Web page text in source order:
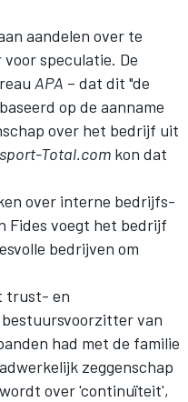
aandelen over te
speculatie. De
APA – dat dit "de
op de aanname
over het bedrijf uit
Total.com kon dat
over interne bedrijfs-
Fides voegt het bedrijf
bedrijven om
trust- en
van
had met de familie
zeggenschap
over 'continuïteit',